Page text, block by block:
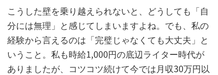
こうした壁を乗り越えられないと、どうしても「自
分には無理」と感じてしまいますよね。でも、私の
経験から言えるのは「完璧じゃなくても大丈夫」と
いうこと。私も時給1,000円の底辺ライター時代が
ありましたが、コツコツ続けて今では月収30万円以